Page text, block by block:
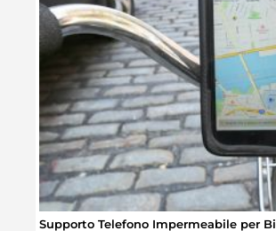
Supporto Telefono Impermeabile per